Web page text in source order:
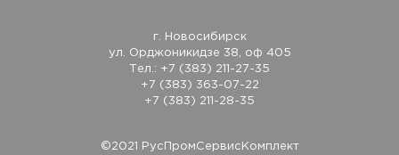
©2021 РусПромСервисКомплект
г. Новосибирск
ул. Орджоникидзе 38, оф 405
Тел.: +7 (383) 211-27-35
+7 (383) 363-07-22
+7 (383) 211-28-35